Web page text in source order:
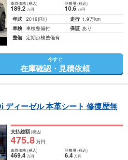
車両価格(税込)
189.2万円
諸費用 (税込)
10.6 万円
年式 2019(R1) 走行 1.9万km
車検 車検整備付 保証 あり
整備 定期点検整備有
今すぐ
在庫確認・見積依頼
ディーゼル 本革シート 修復歴無
支払総額(税込)
475.8万円
車両価格(税込)
469.4万円
諸費用 (税込)
6.4 万円